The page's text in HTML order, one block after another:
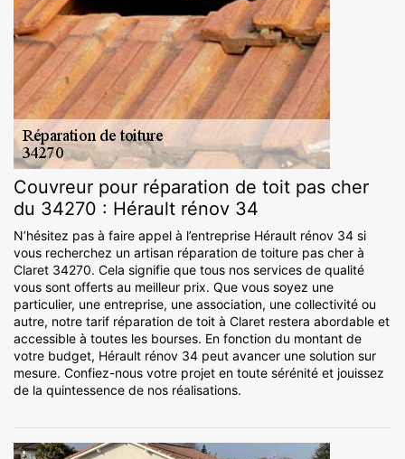
Couvreur pour réparation de toit pas cher
du 34270 : Hérault rénov 34
N’hésitez pas à faire appel à l’entreprise Hérault rénov 34 si
vous recherchez un artisan réparation de toiture pas cher à
Claret 34270. Cela signifie que tous nos services de qualité
vous sont offerts au meilleur prix. Que vous soyez une
particulier, une entreprise, une association, une collectivité ou
autre, notre tarif réparation de toit à Claret restera abordable et
accessible à toutes les bourses. En fonction du montant de
votre budget, Hérault rénov 34 peut avancer une solution sur
mesure. Confiez-nous votre projet en toute sérénité et jouissez
de la quintessence de nos réalisations.